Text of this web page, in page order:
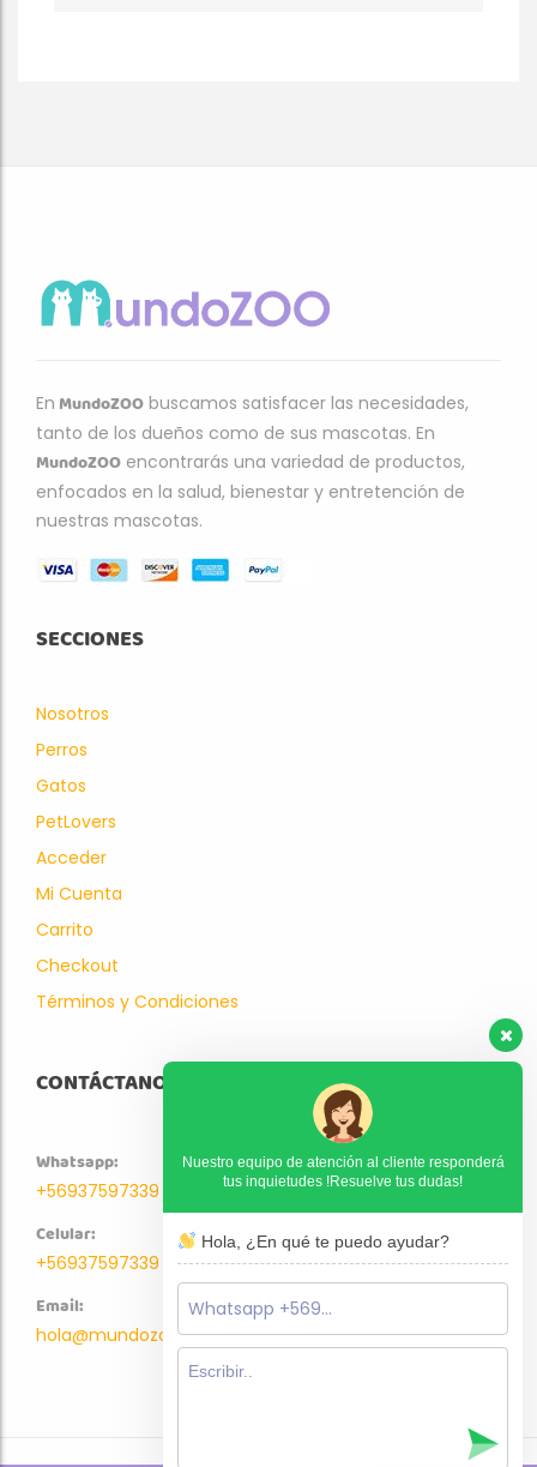
En MundoZOO buscamos satisfacer las necesidades,
tanto de los dueños como de sus mascotas. En
MundoZOO encontrarás una variedad de productos,
enfocados en la salud, bienestar y entretención de
nuestras mascotas.
SECCIONES
Nosotros
Perros
Gatos
PetLovers
Acceder
Mi Cuenta
Carrito
Checkout
Términos y Condiciones
CONTÁCTANOS
Whatsapp:
+56937597339
Celular:
+56937597339
Email:
hola@mundozoo.cl
Nuestro equipo de atención al cliente responderá
tus inquietudes !Resuelve tus dudas!
Hola, ¿En qué te puedo ayudar?